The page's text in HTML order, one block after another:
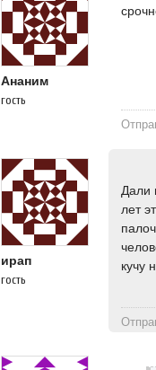
Ананим
гость
ирап
гость
Дали
лет
кучу